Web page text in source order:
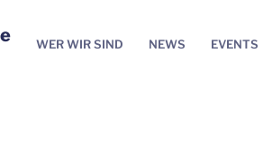
WER WIR SIND NEWS EVENTS